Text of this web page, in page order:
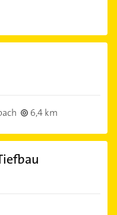
6,4 km